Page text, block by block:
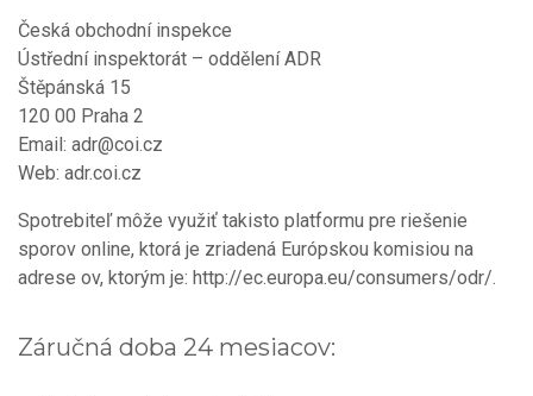
Česká obchodní inspekce
Ústřední inspektorát – oddělení ADR
Štěpánská 15
120 00 Praha 2
Email: adr@coi.cz
Web: adr.coi.cz
Spotrebiteľ môže využiť takisto platformu pre riešenie
sporov online, ktorá je zriadená Európskou komisiou na
adrese ov, ktorým je: http://ec.europa.eu/consumers/odr/.
Záručná doba 24 mesiacov: